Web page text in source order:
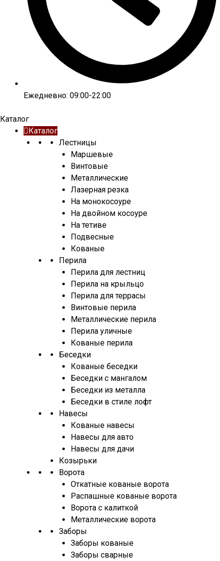
Ежедневно: 09:00-22:00
Каталог
Каталог
Лестницы
Маршевые
Винтовые
Металлические
Лазерная резка
На монокосоуре
На двойном косоуре
На тетиве
Подвесные
Кованые
Перила
Перила для лестниц
Перила на крыльцо
Перила для террасы
Винтовые перила
Металлические перила
Перила уличные
Кованые перила
Беседки
Кованые беседки
Беседки с мангалом
Беседки из металла
Беседки в стиле лофт
Навесы
Кованые навесы
Навесы для авто
Навесы для дачи
Козырьки
Ворота
Откатные кованые ворота
Распашные кованые ворота
Ворота с калиткой
Металлические ворота
Заборы
Заборы кованые
Заборы сварные